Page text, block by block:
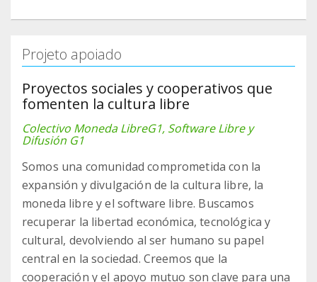
Projeto apoiado
Proyectos sociales y cooperativos que
fomenten la cultura libre
Colectivo Moneda LibreG1, Software Libre y
Difusión G1
Somos una comunidad comprometida con la
expansión y divulgación de la cultura libre, la
moneda libre y el software libre. Buscamos
recuperar la libertad económica, tecnológica y
cultural, devolviendo al ser humano su papel
central en la sociedad. Creemos que la
cooperación y el apoyo mutuo son clave para una